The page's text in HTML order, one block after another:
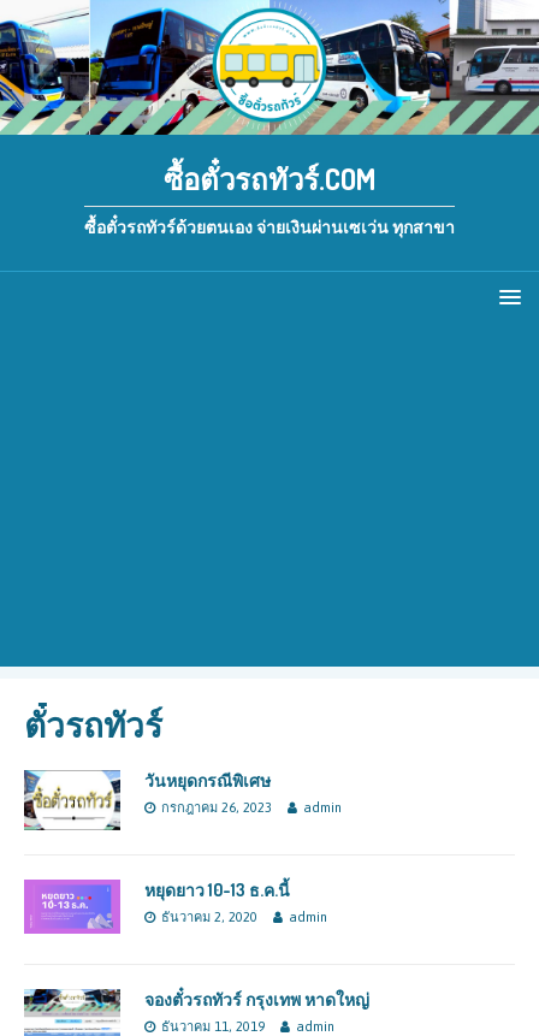
ซื้อตั๋วรถทัวร์.COM
ซื้อตั๋วรถทัวร์ด้วยตนเอง จ่ายเงินผ่านเซเว่น ทุกสาขา
ตั๋วรถทัวร์
วันหยุดกรณีพิเศษ
กรกฎาคม 26, 2023 admin
หยุดยาว 10-13 ธ.ค.นี้
ธันวาคม 2, 2020 admin
จองตั๋วรถทัวร์ กรุงเทพ หาดใหญ่
ธันวาคม 11, 2019 admin